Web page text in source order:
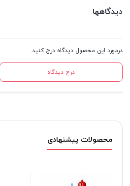
دیدگاهها
درمورد این محصول دیدگاه درج کنید.
درج دیدگاه
محصولات پیشنهادی